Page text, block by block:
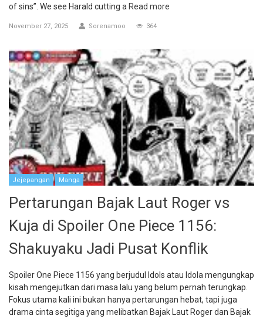
of sins”. We see Harald cutting a Read more
November 27, 2025 Sorenamoo 364
Jejepangan Manga
Pertarungan Bajak Laut Roger vs
Kuja di Spoiler One Piece 1156:
Shakuyaku Jadi Pusat Konflik
Spoiler One Piece 1156 yang berjudul Idols atau Idola mengungkap
kisah mengejutkan dari masa lalu yang belum pernah terungkap.
Fokus utama kali ini bukan hanya pertarungan hebat, tapi juga
drama cinta segitiga yang melibatkan Bajak Laut Roger dan Bajak